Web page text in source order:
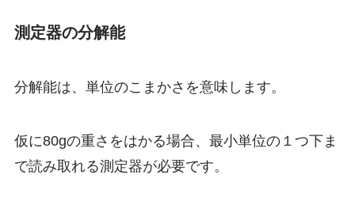
測定器の分解能
分解能は、単位のこまかさを意味します。
仮に80gの重さをはかる場合、最小単位の１つ下ま
で読み取れる測定器が必要です。